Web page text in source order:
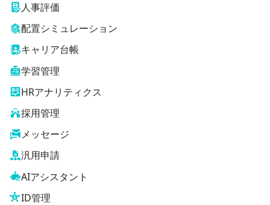
人事評価
配置シミュレーション
キャリア台帳
学習管理
HRアナリティクス
採用管理
メッセージ
汎用申請
AIアシスタント
ID管理